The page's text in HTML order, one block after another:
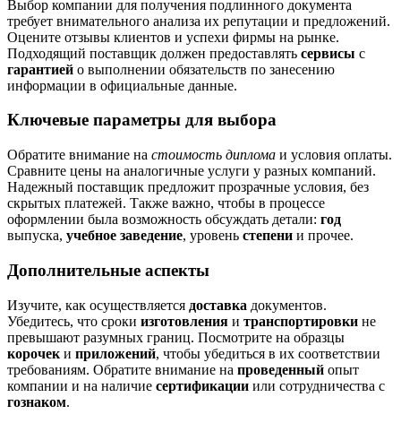
Выбор компании для получения подлинного документа
требует внимательного анализа их репутации и предложений.
Оцените отзывы клиентов и успехи фирмы на рынке.
Подходящий поставщик должен предоставлять сервисы с
гарантией о выполнении обязательств по занесению
информации в официальные данные.
Ключевые параметры для выбора
Обратите внимание на стоимость диплома и условия оплаты.
Сравните цены на аналогичные услуги у разных компаний.
Надежный поставщик предложит прозрачные условия, без
скрытых платежей. Также важно, чтобы в процессе
оформлении была возможность обсуждать детали: год
выпуска, учебное заведение, уровень степени и прочее.
Дополнительные аспекты
Изучите, как осуществляется доставка документов.
Убедитесь, что сроки изготовления и транспортировки не
превышают разумных границ. Посмотрите на образцы
корочек и приложений, чтобы убедиться в их соответствии
требованиям. Обратите внимание на проведенный опыт
компании и на наличие сертификации или сотрудничества с
гознаком.